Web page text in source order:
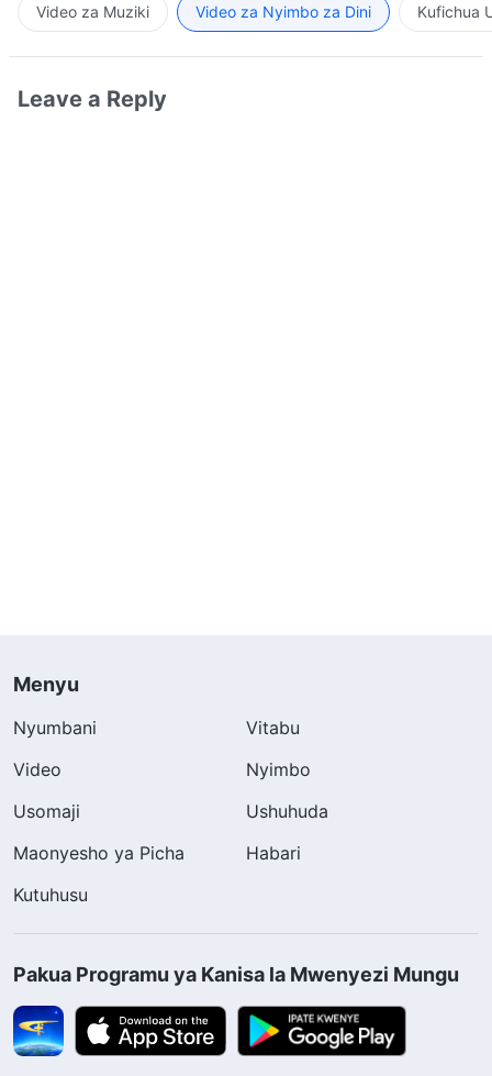
Video za Muziki Video za Nyimbo za Dini Kufichua
Leave a Reply
Menyu
Nyumbani
Vitabu
Video
Nyimbo
Usomaji
Ushuhuda
Maonyesho ya Picha
Habari
Kutuhusu
Pakua Programu ya Kanisa la Mwenyezi Mungu